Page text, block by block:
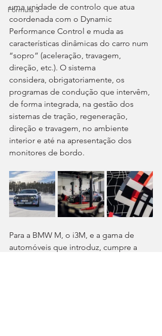
Fórmula 3
uma unidade de controlo que atua
coordenada com o Dynamic
Performance Control e muda as
características dinâmicas do carro num
“sopro” (aceleração, travagem,
direção, etc.). O sistema
considera, obrigatoriamente, os
programas de condução que intervêm,
de forma integrada, na gestão dos
sistemas de tração, regeneração,
direção e travagem, no ambiente
interior e até na apresentação dos
monitores de bordo.
Para a BMW M, o i3M, e a gama de
automóveis que introduz, cumpre a